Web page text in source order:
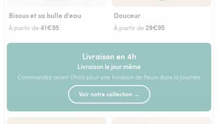
Bisous et sa bulle d'eau
À partir de41€95
Douceur
À partir de29€95
Livraison en 4h
Livraison le jour même
Commandez avant 17h00 pour une livraison de fleurs dans la journée
Voir notre collection →